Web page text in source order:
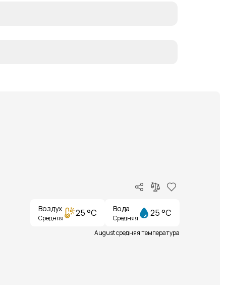
Воздух
Средняя 25 °C Вода
Средняя 25 °C
August средняя температура